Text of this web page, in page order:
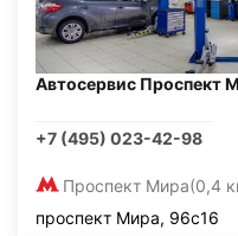
Автосервис Проспект
+7 (495) 023-42-98
Проспект Мира(0,4
проспект Мира, 96с16